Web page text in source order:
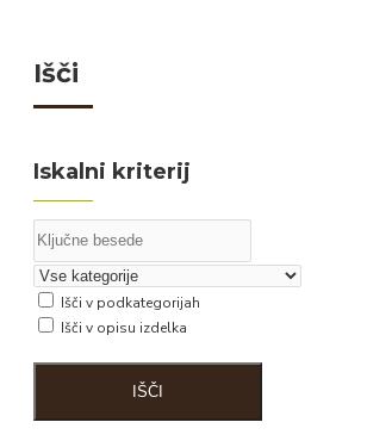
Išči
Iskalni kriterij
Išči v podkategorijah
Išči v opisu izdelka
IŠČI